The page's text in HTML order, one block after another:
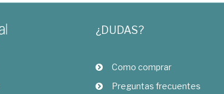
¿DUDAS?
Como comprar
Preguntas frecuentes